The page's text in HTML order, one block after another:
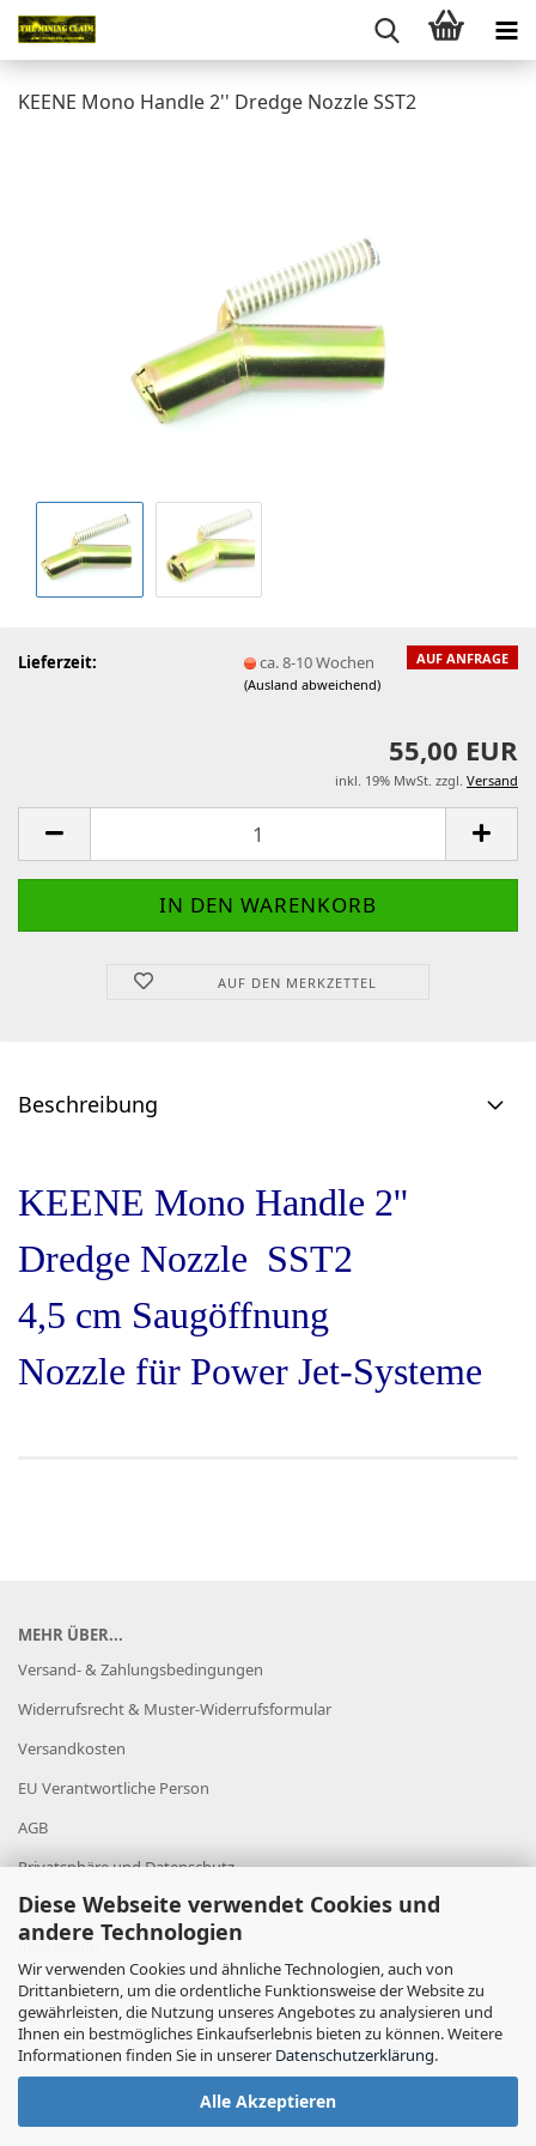
Diese Webseite verwendet Cookies und
andere Technologien
Wir verwenden Cookies und ähnliche Technologien, auch von
Drittanbietern, um die ordentliche Funktionsweise der Website zu
gewährleisten, die Nutzung unseres Angebotes zu analysieren und
Ihnen ein bestmögliches Einkaufserlebnis bieten zu können. Weitere
Informationen finden Sie in unserer Datenschutzerklärung.
Alle Akzeptieren
KEENE Mono Handle 2'' Dredge Nozzle SST2
AUF ANFRAGE
Lieferzeit: ca. 8-10 Wochen
(Ausland abweichend)
55,00 EUR
inkl. 19% MwSt. zzgl. Versand
AUF DEN MERKZETTEL
Beschreibung
KEENE Mono Handle 2''
Dredge Nozzle SST2
4,5 cm Saugöffnung
Nozzle für Power Jet-Systeme
MEHR ÜBER...
Versand- & Zahlungsbedingungen
Widerrufsrecht & Muster-Widerrufsformular
Versandkosten
EU Verantwortliche Person
AGB
Privatsphäre und Datenschutz
Datenschutz
Impressum
Cookie Einstellungen